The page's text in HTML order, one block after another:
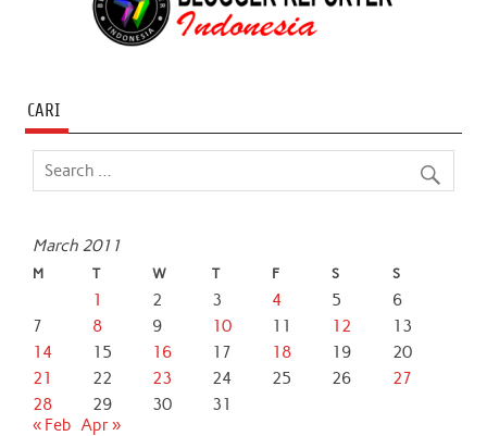
CARI
March 2011
M T W T F S S
1 2 3 4 5
6
7
8 9 10 11 12
13
14
15 16 17 18 19
20
21
22 23 24 25 26
27
28
29 30
31
« Feb Apr »